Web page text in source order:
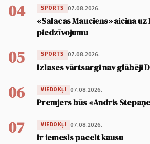
04 SPORTS 07.08.2026.
«Salacas Mauciens» aicina
piedzīvojumu
05 SPORTS 07.08.2026.
Izlases vārtsargi nav glābēji
06 VIEDOKĻI 07.08.2026.
Premjers būs «Andris
07 VIEDOKĻI 07.08.2026.
Ir iemesls pacelt kausu